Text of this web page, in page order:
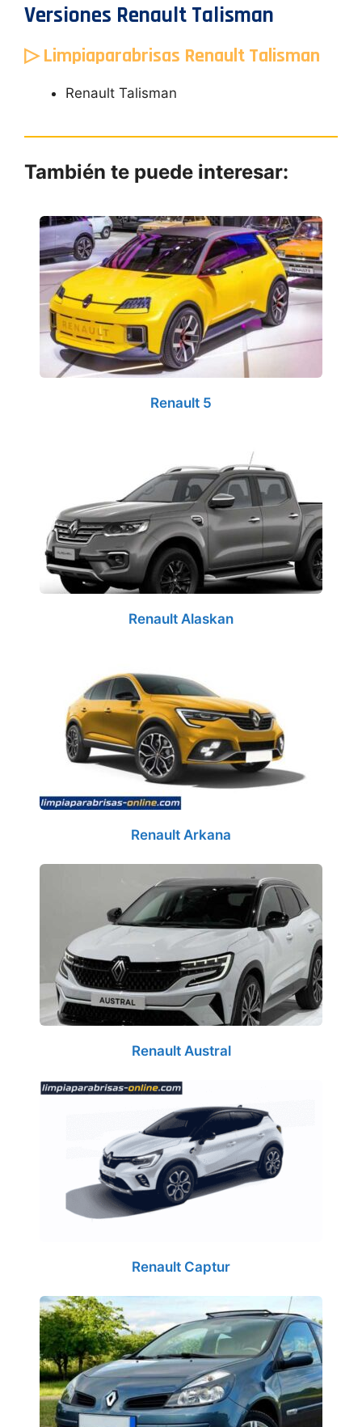
Versiones Renault Talisman
▷ Limpiaparabrisas Renault Talisman
Renault Talisman
También te puede interesar:
Renault 5
Renault Alaskan
Renault Arkana
Renault Austral
Renault Captur